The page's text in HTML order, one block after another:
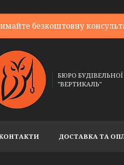
безкоштовну
БЮРО БУДІВЕЛЬНОЇ
"ВЕРТИКАЛЬ"
ДОСТАВКА ТА